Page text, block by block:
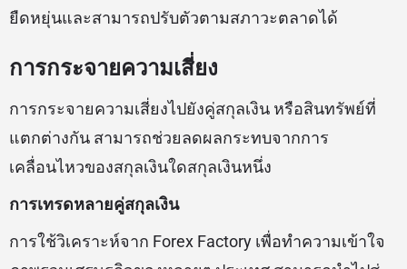
ยืดหยุ่นและสามารถปรับตัวตามสภาวะตลาดได้
การกระจายความเสี่ยง
การกระจายความเสี่ยงไปยังคู่สกุลเงิน หรือสินทรัพย์ที่
แตกต่างกัน สามารถช่วยลดผลกระทบจากการ
เคลื่อนไหวของสกุลเงินใดสกุลเงินหนึ่ง
การเทรดหลายคู่สกุลเงิน
การใช้วิเคราะห์จาก Forex Factory เพื่อทำความเข้าใจ